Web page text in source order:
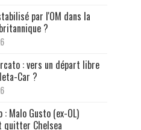
par l'OM dans la
?
: vers un départ libre
Car ?
: Malo Gusto (ex-OL)
quitter Chelsea